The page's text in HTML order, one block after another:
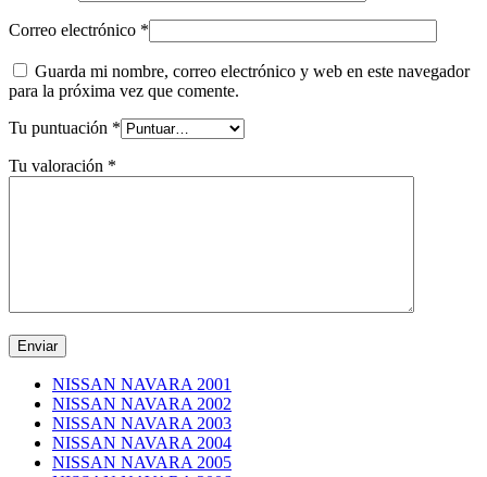
Correo electrónico *
Guarda mi nombre, correo electrónico y web en este navegador
para la próxima vez que comente.
Tu puntuación *
Tu valoración *
NISSAN NAVARA 2001
NISSAN NAVARA 2002
NISSAN NAVARA 2003
NISSAN NAVARA 2004
NISSAN NAVARA 2005